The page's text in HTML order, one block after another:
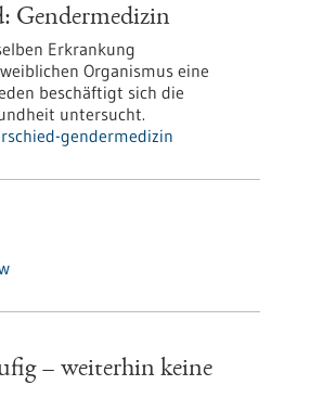
Gendermedizin
Erkrankung
Organismus eine
beschäftigt sich die
untersucht.
gendermedizin
– weiterhin keine